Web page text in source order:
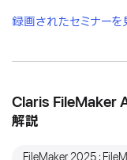
録画されたセミナーを
Claris FileMaker
解説
FileMaker 2025：